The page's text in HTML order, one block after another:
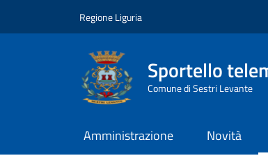
Regione Liguria
Sportello
Comune di Sestri Levante
Amministrazione Novità